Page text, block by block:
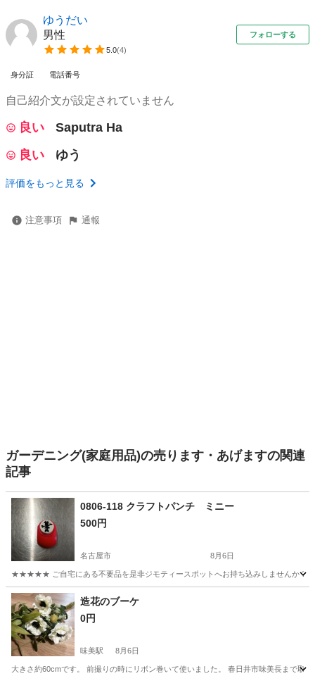
ゆうだい
男性
5.0(4)
フォローする
身分証 電話番号
自己紹介文が設定されていません
良い
Saputra Ha
良い
ゆう
評価をもっと見る
注意事項 通報
ガーデニング(家庭用品)の売ります・あげますの関連
記事
0806-118 クラフトパンチ ミニー
500円
名古屋市 8月6日
★★★★★ ご自宅にある不要品を是非ジモティースポットへお持ち込みしませんか？
愛知 名古屋市 調理器具
造花のブーケ
0円
味美駅 8月6日
大きさ約60cmです。 前撮りの時にリボン巻いて使いました。 春日井市味美長まで取